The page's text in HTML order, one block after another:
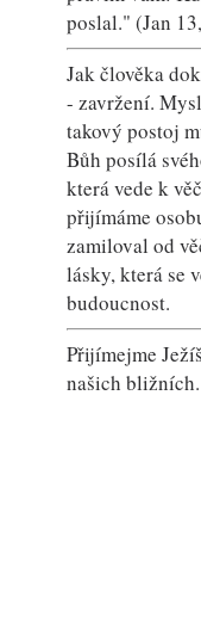
poslal." (Jan
Jak člověka
- zavržení.
takový postoj
Bůh posílá
která vede k
přijímáme
zamiloval od
lásky, která se
budoucnost.
Přijímejme
našich